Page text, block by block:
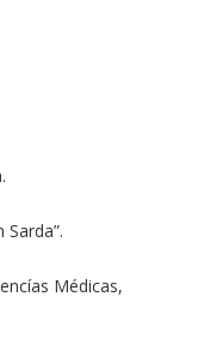
Médicas,